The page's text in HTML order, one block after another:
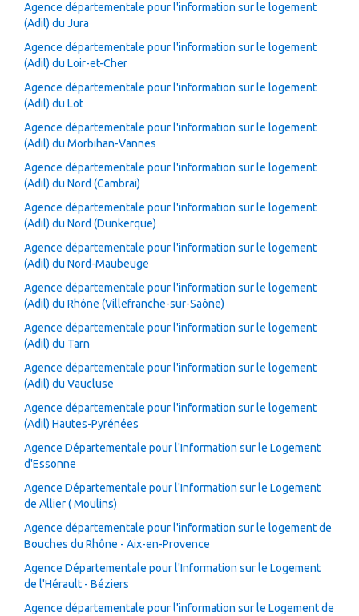
Agence départementale pour l'information sur le logement
(Adil) du Jura
Agence départementale pour l'information sur le logement
(Adil) du Loir-et-Cher
Agence départementale pour l'information sur le logement
(Adil) du Lot
Agence départementale pour l'information sur le logement
(Adil) du Morbihan-Vannes
Agence départementale pour l'information sur le logement
(Adil) du Nord (Cambrai)
Agence départementale pour l'information sur le logement
(Adil) du Nord (Dunkerque)
Agence départementale pour l'information sur le logement
(Adil) du Nord-Maubeuge
Agence départementale pour l'information sur le logement
(Adil) du Rhône (Villefranche-sur-Saône)
Agence départementale pour l'information sur le logement
(Adil) du Tarn
Agence départementale pour l'information sur le logement
(Adil) du Vaucluse
Agence départementale pour l'information sur le logement
(Adil) Hautes-Pyrénées
Agence Départementale pour l'Information sur le Logement
d'Essonne
Agence Départementale pour l'Information sur le Logement
de Allier ( Moulins)
Agence départementale pour l'information sur le logement de
Bouches du Rhône - Aix-en-Provence
Agence Départementale pour l'Information sur le Logement
de l'Hérault - Béziers
Agence départementale pour l'information sur le Logement de